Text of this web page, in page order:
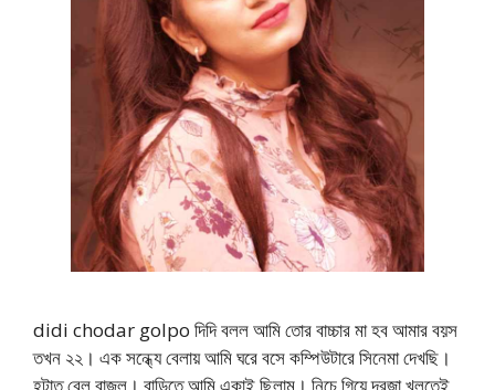
didi chodar golpo দিদি বলল আমি তোর বাচ্চার মা হব আমার বয়স
তখন ২২। এক সন্ধ্যে বেলায় আমি ঘরে বসে কম্পিউটারে সিনেমা দেখছি।
হটাত বেল বাজল। বাড়িতে আমি একাই ছিলাম। নিচে গিয়ে দরজা খুলতেই